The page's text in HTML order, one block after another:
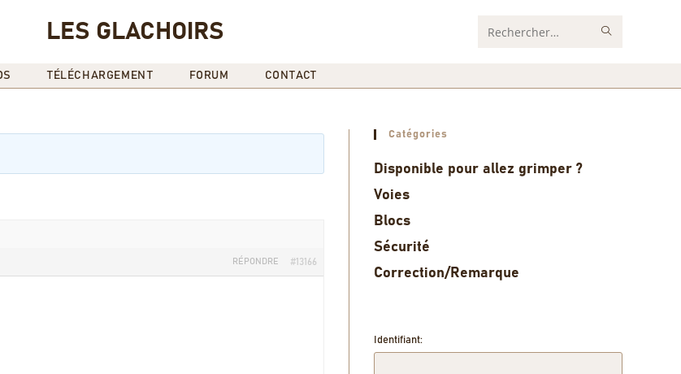
LES GLACHOIRS Rechercher
TÉLÉCHARGEMENT FORUM CONTACT
#13166
RÉPONDRE
Catégories
Disponible pour allez grimper ?
Voies
Blocs
Sécurité
Correction/Remarque
Identifiant: